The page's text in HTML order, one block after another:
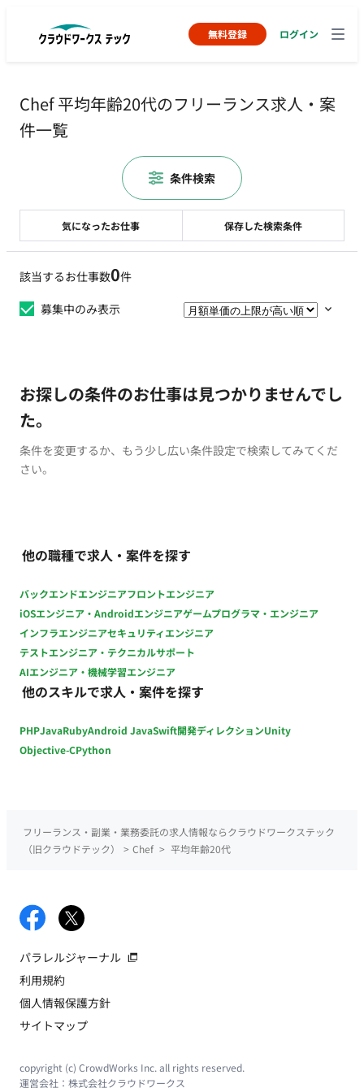
無料登録 ログイン
Chef 平均年齢20代のフリーランス求人・案
件一覧
該当するお仕事数0件
募集中のみ表示
お探しの条件のお仕事は見つかりませんでし
た。
条件を変更するか、もう少し広い条件設定で検索してみてくだ
さい。
他の職種で求人・案件を探す
バックエンドエンジニアフロントエンジニア
iOSエンジニア・Androidエンジニアゲームプログラマ・エンジニア
インフラエンジニアセキュリティエンジニア
テストエンジニア・テクニカルサポート
AIエンジニア・機械学習エンジニア
他のスキルで求人・案件を探す
PHPJavaRubyAndroid JavaSwift開発ディレクションUnity
Objective-CPython
気になったお仕事 保存した検索条件
条件検索
フリーランス・副業・業務委託の求人情報ならクラウドワークステック
（旧クラウドテック）
> Chef > 平均年齢20代
パラレルジャーナル
利用規約
個人情報保護方針
サイトマップ
copyright (c) CrowdWorks Inc. all rights reserved.
運営会社： 株式会社クラウドワークス